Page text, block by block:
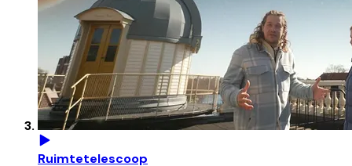
Ruimtetelescoop